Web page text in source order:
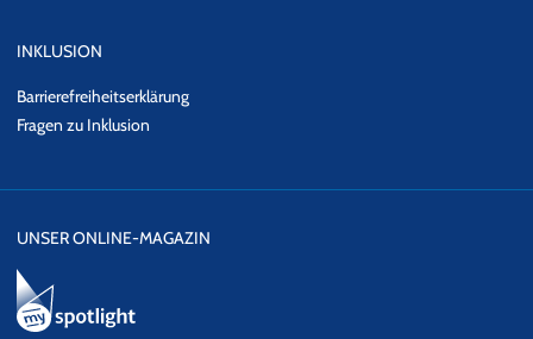
INKLUSION
Barrierefreiheitserklärung
Fragen zu Inklusion
UNSER ONLINE-MAGAZIN